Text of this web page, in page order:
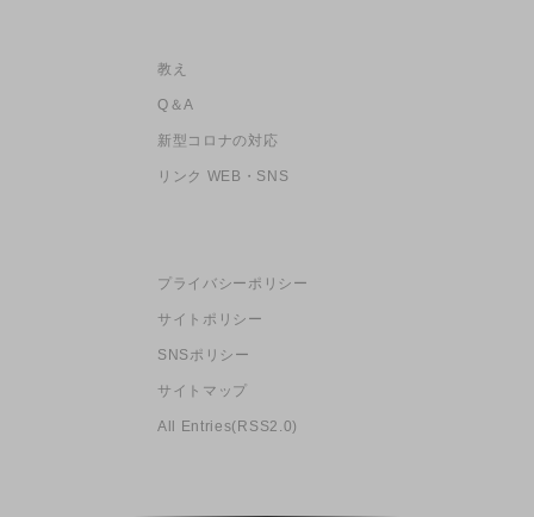
教え
Q＆A
新型コロナの対応
リンク WEB・SNS
プライバシーポリシー
サイトポリシー
SNSポリシー
サイトマップ
All Entries(RSS2.0)